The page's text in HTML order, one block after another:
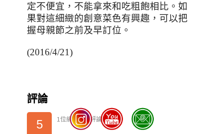
定不便宜，不能拿來和吃粗飽相比。如
果對這細緻的創意菜色有興趣，可以把
握母親節之前及早訂位。
(2016/4/21)
評論
5 1位網友投票評論